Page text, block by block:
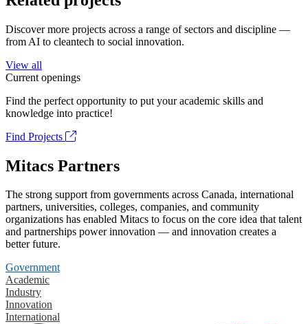
Discover more projects across a range of sectors and discipline —
from AI to cleantech to social innovation.
View all
Current openings
Find the perfect opportunity to put your academic skills and
knowledge into practice!
Find Projects
Mitacs Partners
The strong support from governments across Canada, international
partners, universities, colleges, companies, and community
organizations has enabled Mitacs to focus on the core idea that talent
and partnerships power innovation — and innovation creates a
better future.
Government
Academic
Industry
Innovation
International